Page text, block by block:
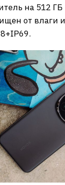
на 512 ГБ
от влаги